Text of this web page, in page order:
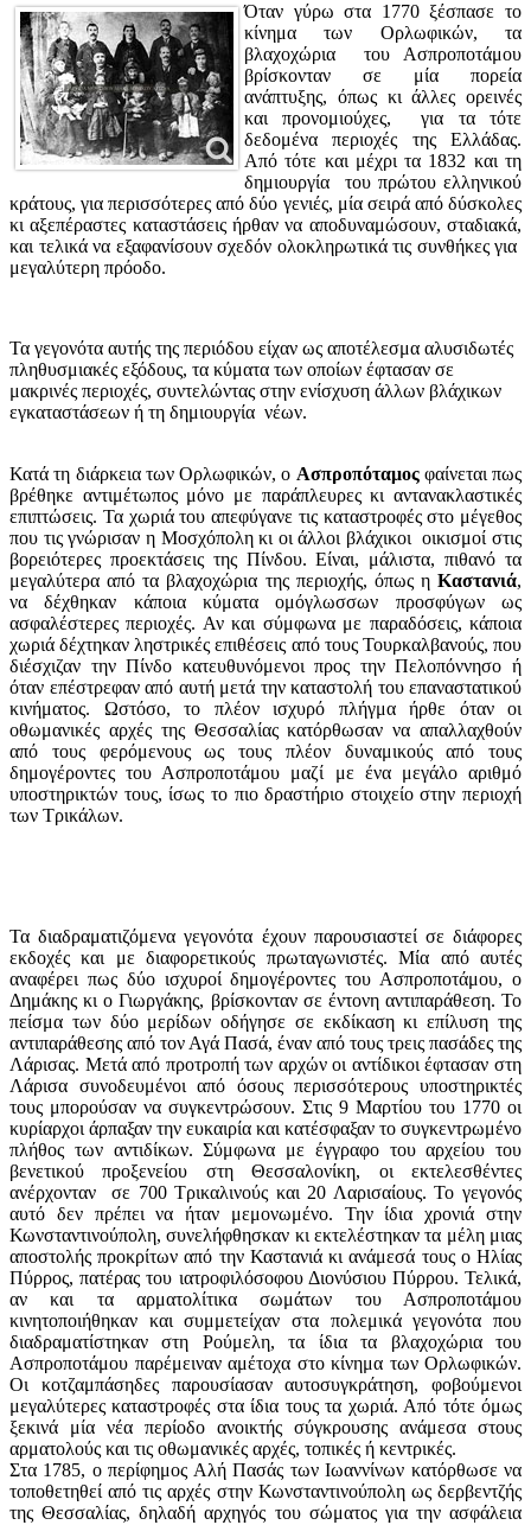
Όταν γύρω στα 1770 ξέσπασε το
κίνημα των Ορλωφικών, τα
βλαχοχώρια του Ασπροποτάμου
βρίσκονταν σε μία πορεία
ανάπτυξης, όπως κι άλλες ορεινές
και προνομιούχες, για τα τότε
δεδομένα περιοχές της Ελλάδας.
Από τότε και μέχρι τα 1832 και τη
δημιουργία του πρώτου ελληνικού
κράτους, για περισσότερες από δύο γενιές, μία σειρά από δύσκολες
κι αξεπέραστες καταστάσεις ήρθαν να αποδυναμώσουν, σταδιακά,
και τελικά να εξαφανίσουν σχεδόν ολοκληρωτικά τις συνθήκες για
μεγαλύτερη πρόοδο.
Τα γεγονότα αυτής της περιόδου είχαν ως αποτέλεσμα αλυσιδωτές
πληθυσμιακές εξόδους, τα κύματα των οποίων έφτασαν σε
μακρινές περιοχές, συντελώντας στην ενίσχυση άλλων βλάχικων
εγκαταστάσεων ή τη δημιουργία νέων.
Κατά τη διάρκεια των Ορλωφικών, ο Ασπροπόταμοςφαίνεται πως
βρέθηκε αντιμέτωπος μόνο με παράπλευρες κι αντανακλαστικές
επιπτώσεις. Τα χωριά του απεφύγανε τις καταστροφές στο μέγεθος
που τις γνώρισαν η Μοσχόπολη κι οι άλλοι βλάχικοι οικισμοί στις
βορειότερες προεκτάσεις της Πίνδου. Είναι, μάλιστα, πιθανό τα
μεγαλύτερα από τα βλαχοχώρια της περιοχής, όπως η Καστανιά,
να δέχθηκαν κάποια κύματα ομόγλωσσων προσφύγων ως
ασφαλέστερες περιοχές. Αν και σύμφωνα με παραδόσεις, κάποια
χωριά δέχτηκαν ληστρικές επιθέσεις από τους Τουρκαλβανούς, που
διέσχιζαν την Πίνδο κατευθυνόμενοι προς την Πελοπόννησο ή
όταν επέστρεφαν από αυτή μετά την καταστολή του επαναστατικού
κινήματος. Ωστόσο, το πλέον ισχυρό πλήγμα ήρθε όταν οι
οθωμανικές αρχές της Θεσσαλίας κατόρθωσαν να απαλλαχθούν
από τους φερόμενους ως τους πλέον δυναμικούς από τους
δημογέροντες του Ασπροποτάμου μαζί με ένα μεγάλο αριθμό
υποστηρικτών τους, ίσως το πιο δραστήριο στοιχείο στην περιοχή
των Τρικάλων.
Τα διαδραματιζόμενα γεγονότα έχουν παρουσιαστεί σε διάφορες
εκδοχές και με διαφορετικούς πρωταγωνιστές. Μία από αυτές
αναφέρει πως δύο ισχυροί δημογέροντες του Ασπροποτάμου, ο
Δημάκης κι ο Γιωργάκης, βρίσκονταν σε έντονη αντιπαράθεση. Το
πείσμα των δύο μερίδων οδήγησε σε εκδίκαση κι επίλυση της
αντιπαράθεσης από τον Αγά Πασά, έναν από τους τρεις πασάδες της
Λάρισας. Μετά από προτροπή των αρχών οι αντίδικοι έφτασαν στη
Λάρισα συνοδευμένοι από όσους περισσότερους υποστηρικτές
τους μπορούσαν να συγκεντρώσουν. Στις 9 Μαρτίου του 1770 οι
κυρίαρχοι άρπαξαν την ευκαιρία και κατέσφαξαν το συγκεντρωμένο
πλήθος των αντιδίκων. Σύμφωνα με έγγραφο του αρχείου του
βενετικού προξενείου στη Θεσσαλονίκη, οι εκτελεσθέντες
ανέρχονταν σε 700 Τρικαλινούς και 20 Λαρισαίους. Το γεγονός
αυτό δεν πρέπει να ήταν μεμονωμένο. Την ίδια χρονιά στην
Κωνσταντινούπολη, συνελήφθησκαν κι εκτελέστηκαν τα μέλη μιας
αποστολής προκρίτων από την Καστανιά κι ανάμεσά τους ο Ηλίας
Πύρρος, πατέρας του ιατροφιλόσοφου Διονύσιου Πύρρου. Τελικά,
αν και τα αρματολίτικα σωμάτων του Ασπροποτάμου
κινητοποιήθηκαν και συμμετείχαν στα πολεμικά γεγονότα που
διαδραματίστηκαν στη Ρούμελη, τα ίδια τα βλαχοχώρια του
Ασπροποτάμου παρέμειναν αμέτοχα στο κίνημα των Ορλωφικών.
Οι κοτζαμπάσηδες παρουσίασαν αυτοσυγκράτηση, φοβούμενοι
μεγαλύτερες καταστροφές στα ίδια τους τα χωριά. Από τότε όμως
ξεκινά μία νέα περίοδο ανοικτής σύγκρουσης ανάμεσα στους
αρματολούς και τις οθωμανικές αρχές, τοπικές ή κεντρικές.
Στα 1785, ο περίφημος Αλή Πασάς των Ιωαννίνων κατόρθωσε να
τοποθετηθεί από τις αρχές στην Κωνσταντινούπολη ως δερβεντζής
της Θεσσαλίας, δηλαδή αρχηγός του σώματος για την ασφάλεια